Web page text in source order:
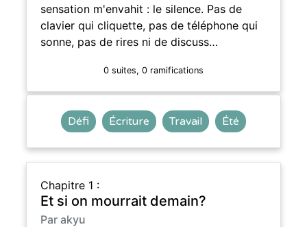
sensation m'envahit : le silence. Pas de
clavier qui cliquette, pas de téléphone qui
sonne, pas de rires ni de discuss…
0 suites, 0 ramifications
Défi Écriture Travail Été
Chapitre 1 :
Et si on mourrait demain?
Par akyu